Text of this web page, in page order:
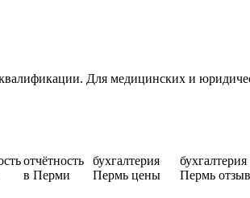
Для медицинских и
отчётность
в Перми
бухгалтерия
Пермь цены
бухгалтерия
Пермь